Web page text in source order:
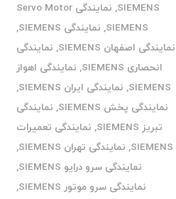
SIEMENS
,
نمایندگی Servo Motor
SIEMENS
, نمایندگی SIEMENS
,
نمایندگی اصفهان SIEMENS
, نمایندگی
انحصاری SIEMENS
, نمایندگی اهواز
SIEMENS
, نمایندگی ایران SIEMENS
,
نمایندگی پخش SIEMENS
, نمایندگی
تبریز SIEMENS
, نمایندگی تعمیرات
SIEMENS
, نمایندگی تهران SIEMENS
,
نمایندگی سرو درایو SIEMENS
,
نمایندگی سرو موتور SIEMENS
,